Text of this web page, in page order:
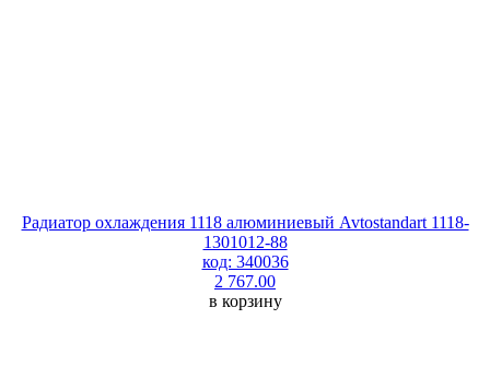
Радиатор охлаждения 1118 алюминиевый Avtostandart 1118-
1301012-88
код: 340036
2 767.00
в корзину